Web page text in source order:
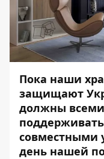
Пока наши
защищают
должны
совместными
день нашей